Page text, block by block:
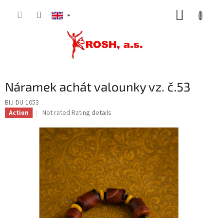
Náramek achát valounky vz. č.53
BIJ-DU-1053
Action
The
product
rating
is
0,0
out
of
5
stars.
Not rated Rating details